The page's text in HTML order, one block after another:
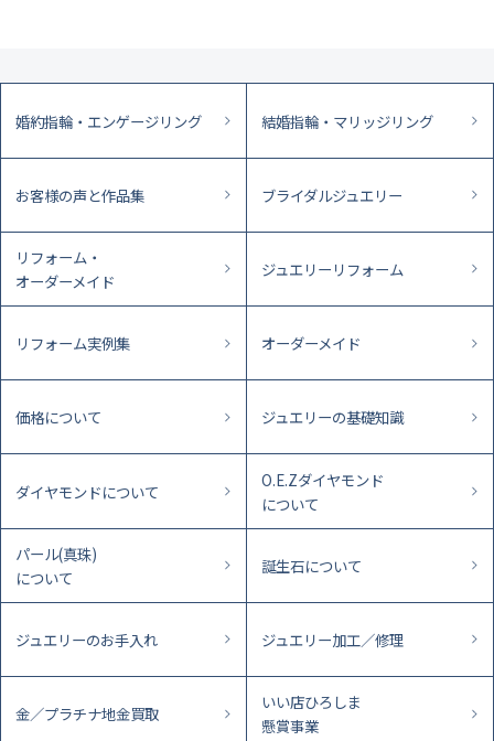
婚約指輪・エンゲージリング 結婚指輪・マリッジリング
お客様の声と作品集 ブライダルジュエリー
リフォーム・
オーダーメイド
ジュエリーリフォーム
リフォーム実例集 オーダーメイド
価格について ジュエリーの基礎知識
ダイヤモンドについて
O.E.Zダイヤモンド
について
パール(真珠)
について
誕生石について
ジュエリーのお手入れ ジュエリー加工／修理
金／プラチナ地金買取
いい店ひろしま
懸賞事業